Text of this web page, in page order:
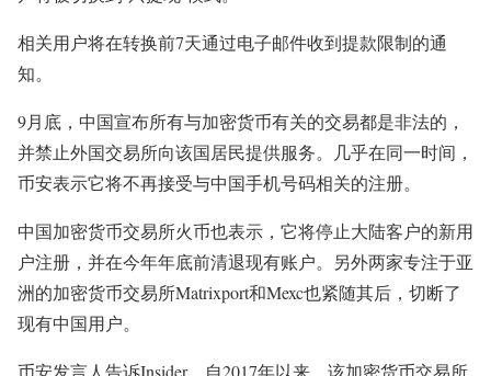
相关用户将在转换前7天通过电子邮件收到提款限制的通
知。
9月底，中国宣布所有与加密货币有关的交易都是非法的，
并禁止外国交易所向该国居民提供服务。几乎在同一时间，
币安表示它将不再接受与中国手机号码相关的注册。
中国加密货币交易所火币也表示，它将停止大陆客户的新用
户注册，并在今年年底前清退现有账户。另外两家专注于亚
洲的加密货币交易所Matrixport和Mexc也紧随其后，切断了
现有中国用户。
币安发言人告诉Insider，自2017年以来，该加密货币交易所